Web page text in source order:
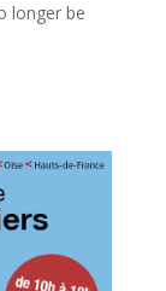
longer be